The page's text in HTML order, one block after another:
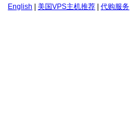
English 美国VPS主机推荐 代购服务